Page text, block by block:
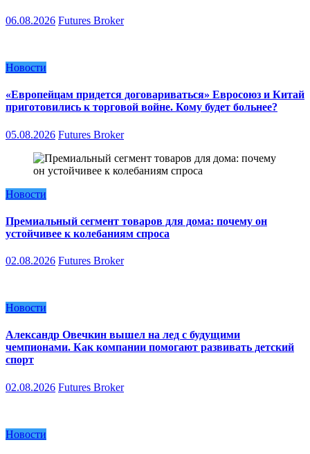
06.08.2026 Futures Broker
Новости
«Европейцам придется договариваться» Евросоюз и Китай
приготовились к торговой войне. Кому будет больнее?
05.08.2026 Futures Broker
Новости
Премиальный сегмент товаров для дома: почему он
устойчивее к колебаниям спроса
02.08.2026 Futures Broker
Новости
Александр Овечкин вышел на лед с будущими
чемпионами. Как компании помогают развивать детский
спорт
02.08.2026 Futures Broker
Новости